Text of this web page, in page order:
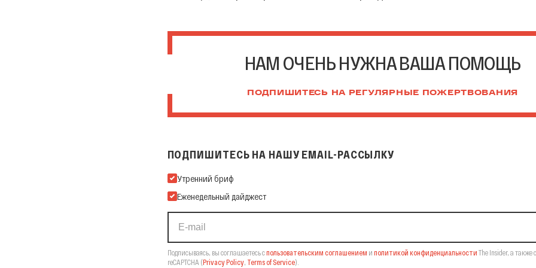
НАМ ОЧЕНЬ НУЖНА ВАША ПОМОЩЬ
ПОДПИШИТЕСЬ НА РЕГУЛЯРНЫЕ ПОЖЕРТВОВАНИЯ
ПОДПИШИТЕСЬ НА НАШУ EMAIL-РАССЫЛКУ
Подпишитесь на нашу Email-рассылку
Утренний бриф
Еженедельный дайджест
Подписываясь, вы соглашаетесь спользовательским соглашением и политикой конфиденциальности The Insider, а также
reCAPTCHA (Privacy Policy, Terms of Service).